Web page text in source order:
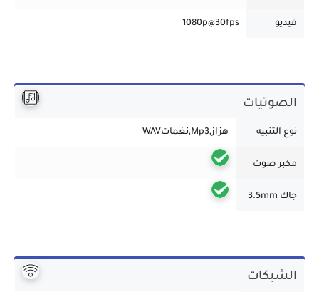
فيديو 1080p@30fps
الصوتيات
نوع التنبيه هزاز,Mp3,نغماتWAV
مكبر صوت
جاك 3.5mm
الشبكات